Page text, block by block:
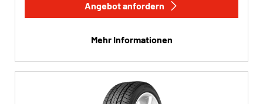
Angebot anfordern
Mehr Informationen